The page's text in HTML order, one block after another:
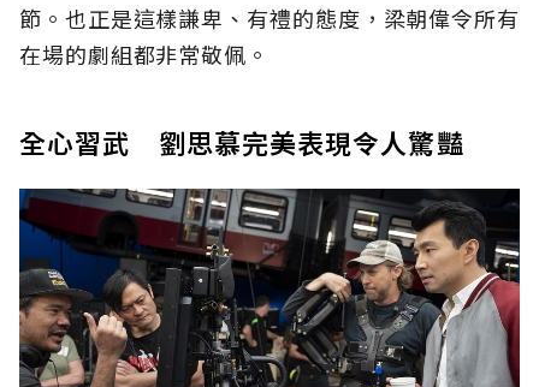
節。也正是這樣謙卑、有禮的態度，梁朝偉令所有
在場的劇組都非常敬佩。
全心習武 劉思慕完美表現令人驚豔